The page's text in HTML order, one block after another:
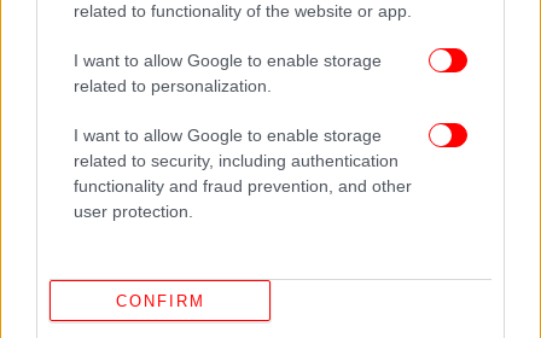
related to functionality of the website or app.
I want to allow Google to enable storage
related to personalization.
I want to allow Google to enable storage
related to security, including authentication
functionality and fraud prevention, and other
user protection.
CONFIRM
«Οι μετεωρολογικές μας συνθήκες εξακολουθούν
να είναι περισσότερο ακραίες εξαιτίας της επιπλέον
ζέστης και υγρασίας στην ατμόσφαιρά μας»,